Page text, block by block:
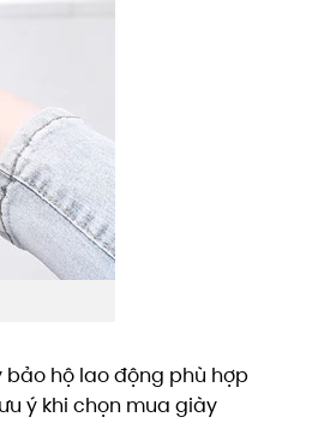
hộ lao động phù hợp
ý khi chọn mua giày